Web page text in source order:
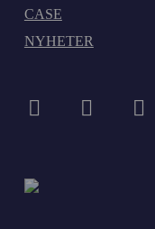
CASE
NYHETER